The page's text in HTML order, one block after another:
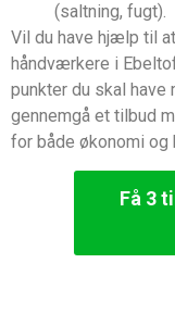
(saltning, fugt).
Vil du have hjælp til
håndværkere i
punkter du skal
gennemgå et tilbud
for både økonomi og
Få 3